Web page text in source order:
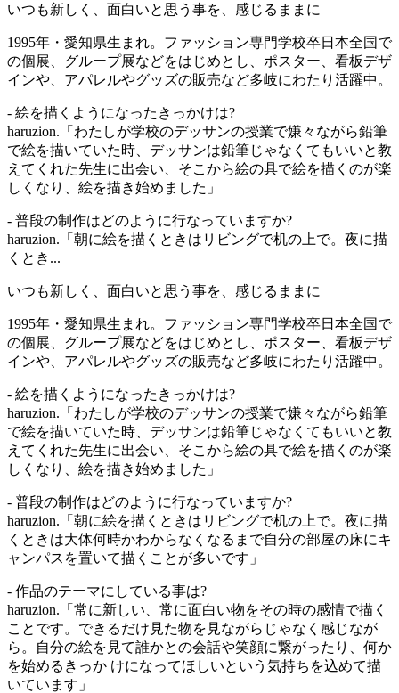
いつも新しく、面白いと思う事を、感じるままに
1995年・愛知県生まれ。ファッション専門学校卒日本全国で
の個展、グループ展などをはじめとし、ポスター、看板デザ
インや、アパレルやグッズの販売など多岐にわたり活躍中。
- 絵を描くようになったきっかけは?
haruzion.「わたしが学校のデッサンの授業で嫌々ながら鉛筆
で絵を描いていた時、デッサンは鉛筆じゃなくてもいいと教
えてくれた先生に出会い、そこから絵の具で絵を描くのが楽
しくなり、絵を描き始めました」
- 普段の制作はどのように行なっていますか?
haruzion.「朝に絵を描くときはリビングで机の上で。夜に描
くとき...
いつも新しく、面白いと思う事を、感じるままに
1995年・愛知県生まれ。ファッション専門学校卒日本全国で
の個展、グループ展などをはじめとし、ポスター、看板デザ
インや、アパレルやグッズの販売など多岐にわたり活躍中。
- 絵を描くようになったきっかけは?
haruzion.「わたしが学校のデッサンの授業で嫌々ながら鉛筆
で絵を描いていた時、デッサンは鉛筆じゃなくてもいいと教
えてくれた先生に出会い、そこから絵の具で絵を描くのが楽
しくなり、絵を描き始めました」
- 普段の制作はどのように行なっていますか?
haruzion.「朝に絵を描くときはリビングで机の上で。夜に描
くときは大体何時かわからなくなるまで自分の部屋の床にキ
ャンパスを置いて描くことが多いです」
- 作品のテーマにしている事は?
haruzion.「常に新しい、常に面白い物をその時の感情で描く
ことです。できるだけ見た物を見ながらじゃなく感じなが
ら。自分の絵を見て誰かとの会話や笑顔に繋がったり、何か
を始めるきっか けになってほしいという気持ちを込めて描
いています」